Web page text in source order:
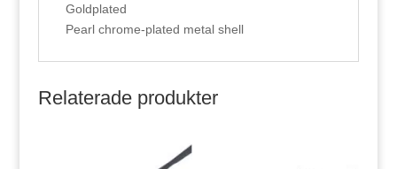
Goldplated
Pearl chrome-plated metal shell
Relaterade produkter